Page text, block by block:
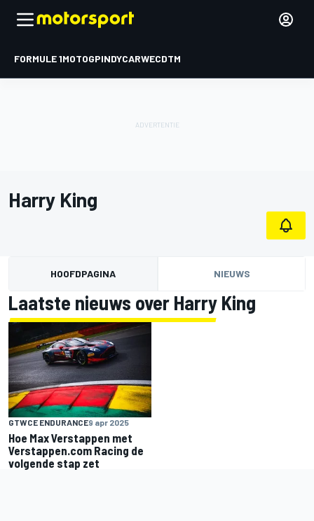
FORMULE 1MOTOGPINDYCARWECDTM
Harry King
HOOFDPAGINA NIEUWS
Laatste nieuws over Harry King
GTWCE ENDURANCE9 apr 2025
Hoe Max Verstappen met
Verstappen.com Racing de
volgende stap zet